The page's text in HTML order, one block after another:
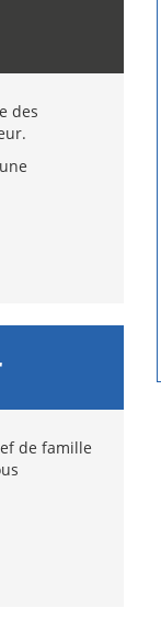
des
de famille